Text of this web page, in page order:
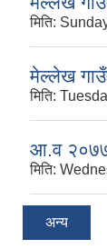
मिति:
मेल्लेख
मिति:
आ.व
मिति:
अन्य